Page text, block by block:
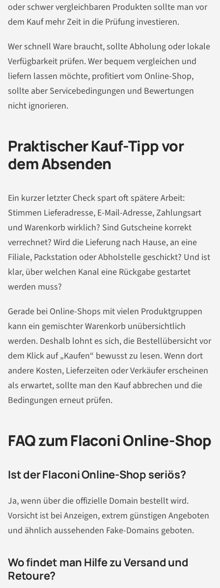
oder schwer vergleichbaren Produkten sollte man vor
dem Kauf mehr Zeit in die Prüfung investieren.
Wer schnell Ware braucht, sollte Abholung oder lokale
Verfügbarkeit prüfen. Wer bequem vergleichen und
liefern lassen möchte, profitiert vom Online-Shop,
sollte aber Servicebedingungen und Bewertungen
nicht ignorieren.
Praktischer Kauf-Tipp vor
dem Absenden
Ein kurzer letzter Check spart oft spätere Arbeit:
Stimmen Lieferadresse, E-Mail-Adresse, Zahlungsart
und Warenkorb wirklich? Sind Gutscheine korrekt
verrechnet? Wird die Lieferung nach Hause, an eine
Filiale, Packstation oder Abholstelle geschickt? Und ist
klar, über welchen Kanal eine Rückgabe gestartet
werden muss?
Gerade bei Online-Shops mit vielen Produktgruppen
kann ein gemischter Warenkorb unübersichtlich
werden. Deshalb lohnt es sich, die Bestellübersicht vor
dem Klick auf „Kaufen“ bewusst zu lesen. Wenn dort
andere Kosten, Lieferzeiten oder Verkäufer erscheinen
als erwartet, sollte man den Kauf abbrechen und die
Bedingungen erneut prüfen.
FAQ zum Flaconi Online-Shop
Ist der Flaconi Online-Shop seriös?
Ja, wenn über die offizielle Domain bestellt wird.
Vorsicht ist bei Anzeigen, extrem günstigen Angeboten
und ähnlich aussehenden Fake-Domains geboten.
Wo findet man Hilfe zu Versand und
Retoure?